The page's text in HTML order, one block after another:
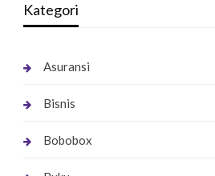
Kategori
Asuransi
Bisnis
Bobobox